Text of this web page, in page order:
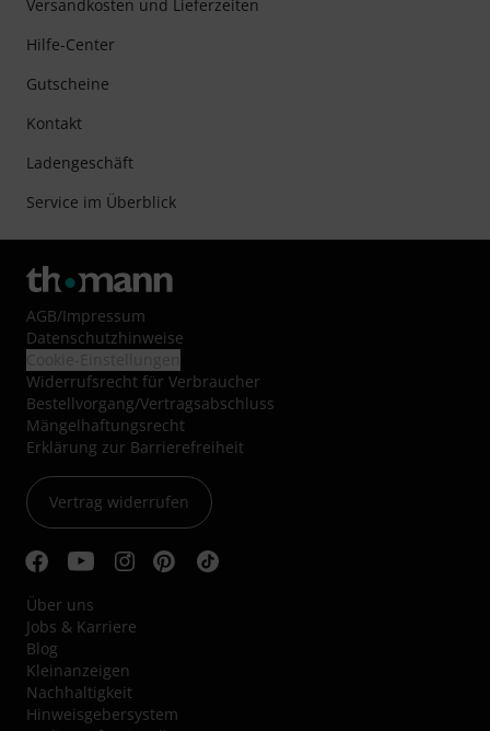
Versandkosten und Lieferzeiten
Hilfe-Center
Gutscheine
Kontakt
Ladengeschäft
Service im Überblick
AGB/Impressum
Datenschutzhinweise
Widerrufsrecht für Verbraucher
Bestellvorgang/Vertragsabschluss
Mängelhaftungsrecht
Erklärung zur Barrierefreiheit
Vertrag widerrufen
Über uns
Jobs & Karriere
Blog
Kleinanzeigen
Nachhaltigkeit
Hinweisgebersystem